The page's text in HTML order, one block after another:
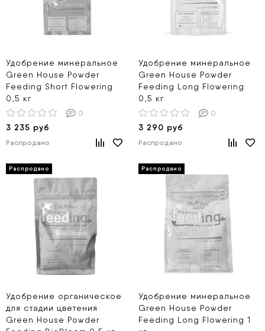
Удобрение минеральное
Green House Powder
Feeding Short Flowering
0,5 кг
0
3 235 руб
Распродано
Удобрение минеральное
Green House Powder
Feeding Long Flowering
0,5 кг
0
3 290 руб
Распродано
Удобрение органическое
для стадии цветения
Green House Powder
Удобрение минеральное
Green House Powder
Feeding Long Flowering 1